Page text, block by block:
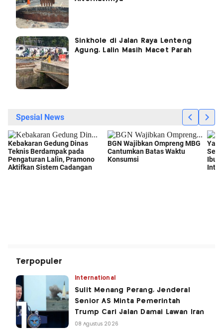
Sinkhole di Jalan Raya Lenteng
Agung, Lalin Masih Macet Parah
Terpopuler
International
Sulit Menang Perang, Jenderal
Senior AS Minta Pemerintah
Trump Cari Jalan Damai Lawan Iran
08 Agustus 2026